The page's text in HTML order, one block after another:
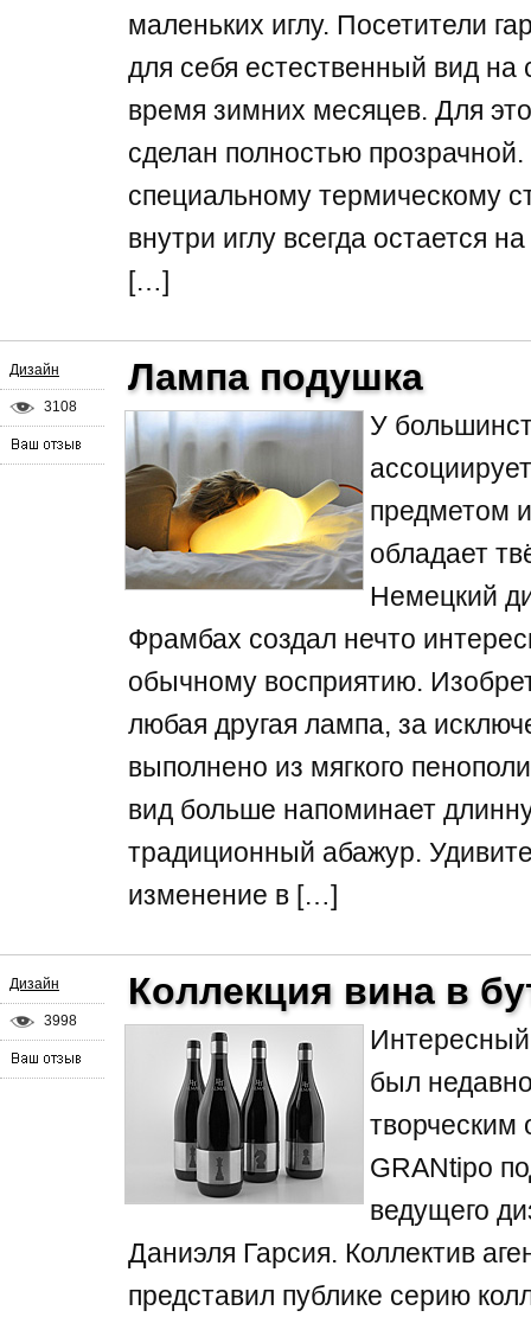
маленьких иглу. Посетители
для себя естественный вид на
время зимних месяцев. Для
сделан полностью прозрачной.
специальному термическому
внутри иглу всегда остается
[…]
Дизайн
3108
Лампа подушка
У
предметом
обладает
Немецкий
Фрамбах создал нечто
обычному восприятию.
любая другая лампа, за
выполнено из мягкого
вид больше напоминает
традиционный абажур.
изменение в […]
Дизайн
3998
Кoллeкция винa в
Интересный
был
творческим
GRANtipo
ведущего
Даниэля Гарсия. Коллектив
представил публике серию